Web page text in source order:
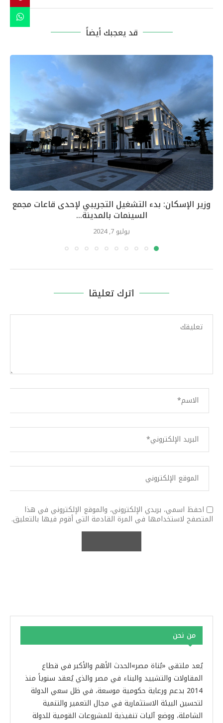
قد يعجبك أيضاً
وزير الإسكان: بدء التشغيل التجريبي لإحدى قاعات مجمع
السينمات بالمدينة...
يوليو 7, 2024
اترك تعليقا
احفظ اسمي، بريدي الإلكتروني، والموقع الإلكتروني في هذا
المتصفح لاستخدامها في المرة القادمة التي أقوم فيها بالتعليق.
من نحن
يُعد ملتقى «بُناة مصر»الحدث الأهم والأكبر في قطاع
المقاولات والتشييد والبناء في مصر والذي يُعقد سنوياً منذ
2014 بدعم ورعاية حكومية موسعة، في ظل سعي الدولة
لتحسين البيئة الاستثمارية في مجال التعمير والتنمية
الشاملة، ووضع آليات تنفيذية للمشروعات القومية للدولة